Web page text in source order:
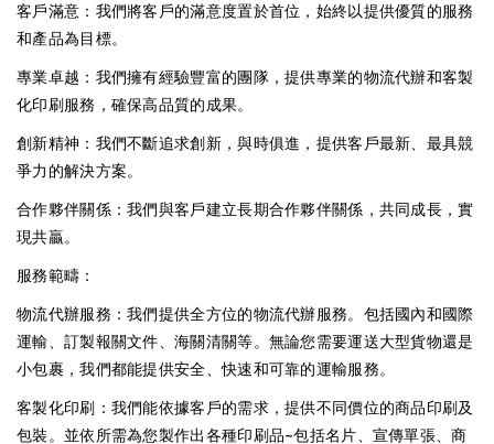
客戶滿意：我們將客戶的滿意度置於首位，始終以提供優質的服務
和產品為目標。
專業卓越：我們擁有經驗豐富的團隊，提供專業的物流代辦和客製
化印刷服務，確保高品質的成果。
創新精神：我們不斷追求創新，與時俱進，提供客戶最新、最具競
爭力的解決方案。
合作夥伴關係：我們與客戶建立長期合作夥伴關係，共同成長，實
現共贏。
服務範疇：
物流代辦服務：我們提供全方位的物流代辦服務。包括國內和國際
運輸、訂製報關文件、海關清關等。無論您需要運送大型貨物還是
小包裹，我們都能提供安全、快速和可靠的運輸服務。
客製化印刷：我們能依據客戶的需求，提供不同價位的商品印刷及
包裝。並依所需為您製作出各種印刷品~包括名片、宣傳單張、商